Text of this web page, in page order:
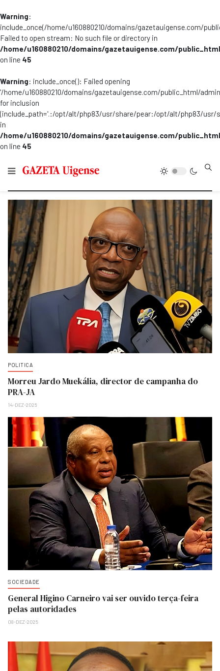
Warning:
include_once(/home/u160880210/domains/gazetauigense.com/
Failed to open stream: No such file or directory in
/home/u160880210/domains/gazetauigense.com/
on line 45
Warning: include_once(): Failed opening
'/home/u160880210/domains/gazetauigense.com/public_html/
for inclusion
(include_path='.:/opt/alt/php83/usr/share/pear:/opt/alt/php83/
in
/home/u160880210/domains/gazetauigense.com/
on line 45
POLITICA
Morreu Jardo Muekália, director de campanha do
PRA-JA
14-DEZ-2025
SOCIEDADE
General Higino Carneiro vai ser ouvido terça-feira
pelas autoridades
08-DEZ-2025